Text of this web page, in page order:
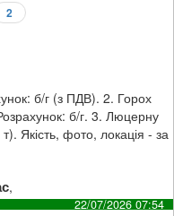
2
б/г (з ПДВ). 2. Горох
б/г. 3. Люцерну
Якість, фото, локація - за
,
22/07/2026 07:54